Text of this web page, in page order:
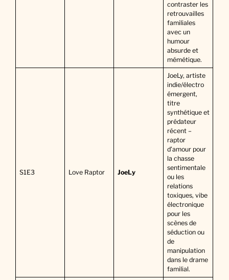
contraster les
retrouvailles
familiales
avec un
humour
absurde et
mémétique.
S1E3 Love Raptor JoeLy
JoeLy, artiste
indie/électro
émergent,
titre
synthétique et
prédateur
récent –
raptor
d’amour pour
la chasse
sentimentale
ou les
relations
toxiques, vibe
électronique
pour les
scènes de
séduction ou
de
manipulation
dans le drame
familial.